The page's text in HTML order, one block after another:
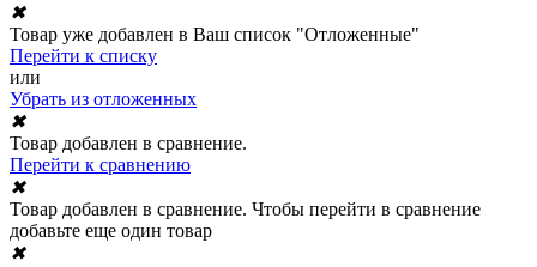
✖
Товар уже добавлен в Ваш список "Отложенные"
Перейти к списку
или
Убрать из отложенных
✖
Товар добавлен в сравнение.
Перейти к сравнению
✖
Товар добавлен в сравнение. Чтобы перейти в сравнение
добавьте еще один товар
✖